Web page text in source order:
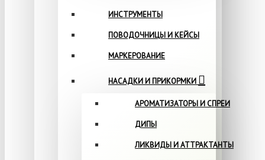
ИНСТРУМЕНТЫ
ПОВОДОЧНИЦЫ И КЕЙСЫ
МАРКЕРОВАНИЕ
НАСАДКИ И ПРИКОРМКИ
АРОМАТИЗАТОРЫ И СПРЕИ
ДИПЫ
ЛИКВИДЫ И АТТРАКТАНТЫ